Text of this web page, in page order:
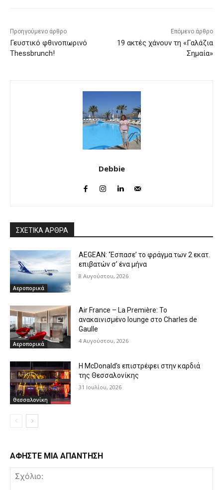
Προηγούμενο άρθρο
Γευστικό φθινοπωρινό
Thessbrunch!
Επόμενο άρθρο
19 ακτές χάνουν τη «Γαλάζια
Σημαία»
Debbie
ΣΧΕΤΙΚΑ ΑΡΘΡΑ
Αεροπορικά
AEGEAN: ‘Έσπασε’ το φράγμα των 2 εκατ.
επιβατών σ’ ένα μήνα
8 Αυγούστου, 2026
Αεροπορικά
Air France – La Première: Το
ανακαινισμένο lounge στο Charles de
Gaulle
4 Αυγούστου, 2026
Θεσσαλονίκη
Η McDonald’s επιστρέφει στην καρδιά
της Θεσσαλονίκης
31 Ιουλίου, 2026
ΑΦΗΣΤΕ ΜΙΑ ΑΠΑΝΤΗΣΗ